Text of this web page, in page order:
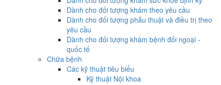
Dành cho đối tượng khám theo yêu cầu
Dành cho đối tượng phẫu thuật và điều trị theo
yêu cầu
Dành cho đối tượng khám bệnh đối ngoại -
quốc tế
Chữa bệnh
Các kỹ thuật tiêu biểu
Kỹ thuật Nội khoa